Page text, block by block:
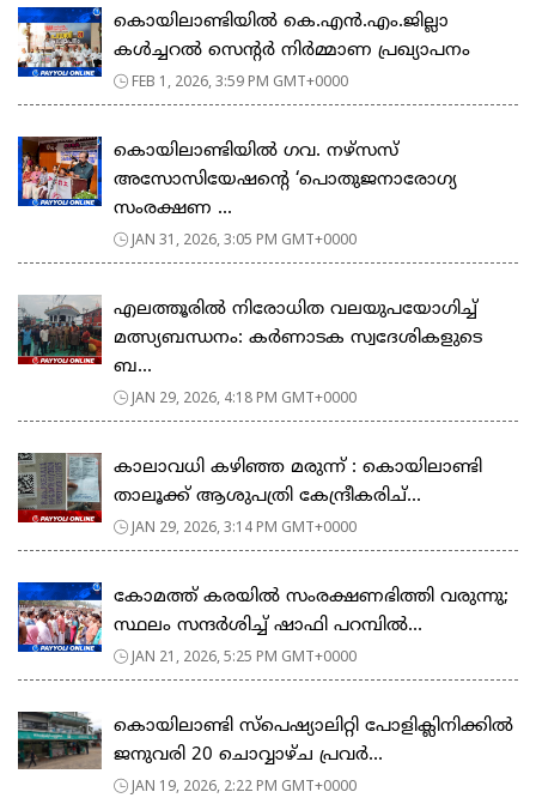
കൊയിലാണ്ടിയിൽ കെ.എൻ.എം.ജില്ലാ
കൾച്ചറൽ സെന്റർ നിർമ്മാണ പ്രഖ്യാപനം
FEB 1, 2026, 3:59 PM GMT+0000
കൊയിലാണ്ടിയിൽ ഗവ. നഴ്സസ്
അസോസിയേഷന്റെ ‘പൊതുജനാരോഗ്യ
സംരക്ഷണ ...
JAN 31, 2026, 3:05 PM GMT+0000
എലത്തൂരിൽ നിരോധിത വലയുപയോഗിച്ച്
മത്സ്യബന്ധനം: കർണാടക സ്വദേശികളുടെ
ബ...
JAN 29, 2026, 4:18 PM GMT+0000
കാലാവധി കഴിഞ്ഞ മരുന്ന് : കൊയിലാണ്ടി
താലൂക്ക് ആശുപത്രി കേന്ദ്രീകരിച്...
JAN 29, 2026, 3:14 PM GMT+0000
കോമത്ത് കരയിൽ സംരക്ഷണഭിത്തി വരുന്നു;
സ്ഥലം സന്ദർശിച്ച് ഷാഫി പറമ്പിൽ...
JAN 21, 2026, 5:25 PM GMT+0000
കൊയിലാണ്ടി സ്പെഷ്യാലിറ്റി പോളിക്ലിനിക്കിൽ
ജനുവരി 20 ചൊവ്വാഴ്ച പ്രവർ...
JAN 19, 2026, 2:22 PM GMT+0000